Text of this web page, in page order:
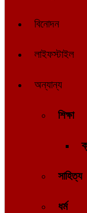
বিনোদন
লাইফস্টাইল
অন্যান্য
শিক্ষা
সাহিত্য
ধর্ম